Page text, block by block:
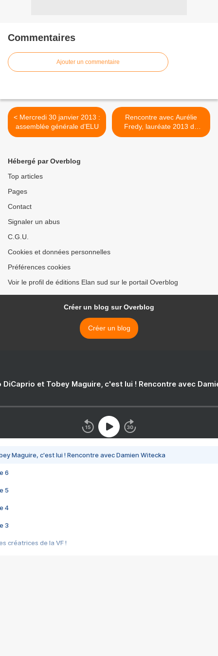
Commentaires
Ajouter un commentaire
< Mercredi 30 janvier 2013 :
assemblée générale d’ELU
Rencontre avec Aurélie
Fredy, lauréate 2013 du
Prix première chance à
Hébergé par Overblog
Top articles
Pages
Contact
Signaler un abus
C.G.U.
Cookies et données personnelles
Préférences cookies
Voir le profil de éditions Elan sud sur le portail Overblog
Créer un blog sur Overblog
Créer un blog
DiCaprio et Tobey Maguire, c'est lui ! Rencontre avec
Maguire, c'est lui ! Rencontre avec Damien Witecka
6
5
4
3
créatrices de la VF !